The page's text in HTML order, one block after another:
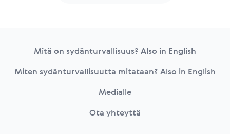
Mitä on sydänturvallisuus? Also in English
Miten sydänturvallisuutta mitataan? Also in English
Medialle
Ota yhteyttä